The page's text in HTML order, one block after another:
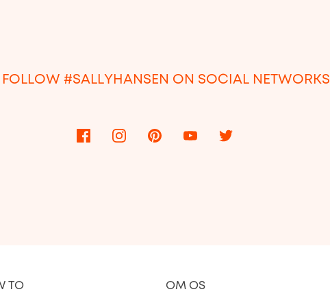
FOLLOW #SALLYHANSEN ON SOCIAL NETWORKS
TO OM OS